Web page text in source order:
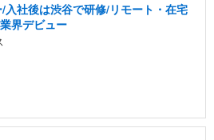
入社後は渋谷で研修/リモート・在宅
界デビュー